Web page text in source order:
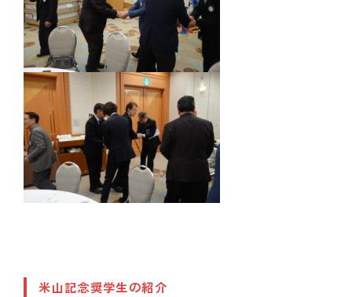
米山記念奨学生の紹介